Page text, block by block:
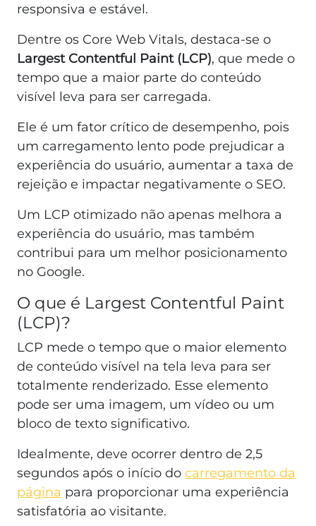
responsiva e estável.
Dentre os Core Web Vitals, destaca-se o
Largest Contentful Paint (LCP), que mede o
tempo que a maior parte do conteúdo
visível leva para ser carregada.
Ele é um fator crítico de desempenho, pois
um carregamento lento pode prejudicar a
experiência do usuário, aumentar a taxa de
rejeição e impactar negativamente o SEO.
Um LCP otimizado não apenas melhora a
experiência do usuário, mas também
contribui para um melhor posicionamento
no Google.
O que é Largest Contentful Paint
(LCP)?
LCP mede o tempo que o maior elemento
de conteúdo visível na tela leva para ser
totalmente renderizado. Esse elemento
pode ser uma imagem, um vídeo ou um
bloco de texto significativo.
Idealmente, deve ocorrer dentro de 2,5
segundos após o início do carregamento da
página para proporcionar uma experiência
satisfatória ao visitante.